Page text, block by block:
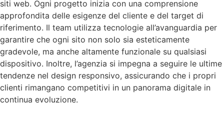
siti web. Ogni progetto inizia con una comprensione
approfondita delle esigenze del cliente e del target di
riferimento. Il team utilizza tecnologie all’avanguardia per
garantire che ogni sito non solo sia esteticamente
gradevole, ma anche altamente funzionale su qualsiasi
dispositivo. Inoltre, l’agenzia si impegna a seguire le ultime
tendenze nel design responsivo, assicurando che i propri
clienti rimangano competitivi in un panorama digitale in
continua evoluzione.